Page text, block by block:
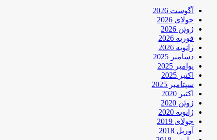
آگوست 2026
جولای 2026
ژوئن 2026
فوریه 2026
ژانویه 2026
دسامبر 2025
نوامبر 2025
اکتبر 2025
سپتامبر 2025
اکتبر 2020
ژوئن 2020
ژانویه 2020
جولای 2019
آوریل 2018